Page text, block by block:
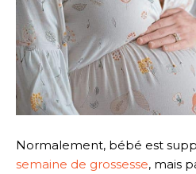
Normalement, bébé est
semaine de grossesse, mais